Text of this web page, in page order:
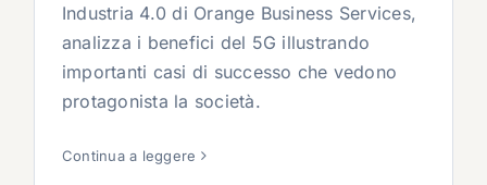
Industria 4.0 di Orange Business Services,
analizza i benefici del 5G illustrando
importanti casi di successo che vedono
protagonista la società.
Continua a leggere